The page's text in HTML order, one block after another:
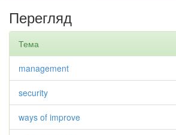
Перегляд
Тема
management
security
ways of improve